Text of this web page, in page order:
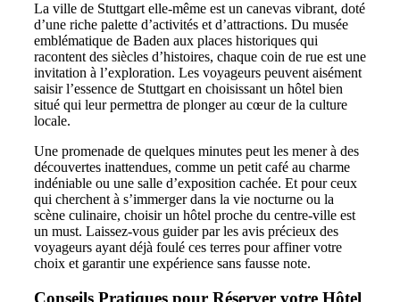
La ville de Stuttgart elle-même est un canevas vibrant, doté
d’une riche palette d’activités et d’attractions. Du musée
emblématique de Baden aux places historiques qui
racontent des siècles d’histoires, chaque coin de rue est une
invitation à l’exploration. Les voyageurs peuvent aisément
saisir l’essence de Stuttgart en choisissant un hôtel bien
situé qui leur permettra de plonger au cœur de la culture
locale.
Une promenade de quelques minutes peut les mener à des
découvertes inattendues, comme un petit café au charme
indéniable ou une salle d’exposition cachée. Et pour ceux
qui cherchent à s’immerger dans la vie nocturne ou la
scène culinaire, choisir un hôtel proche du centre-ville est
un must. Laissez-vous guider par les avis précieux des
voyageurs ayant déjà foulé ces terres pour affiner votre
choix et garantir une expérience sans fausse note.
Conseils Pratiques pour Réserver votre Hôtel